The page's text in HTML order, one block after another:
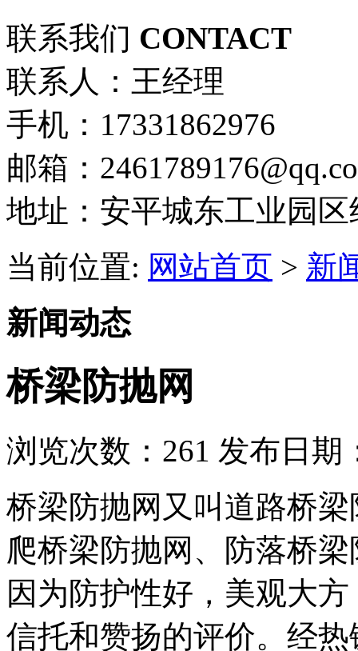
联系我们 CONTACT
联系人：王经理
手机：17331862976
邮箱：
地址：安平城东工业园区
当前位置: 网站首页 > 新
新闻动态
桥梁防抛网
浏览次数： 261 发布日期
桥梁防抛网又叫道路桥
爬桥梁防抛网、防落桥
因为防护性好，美观大
信托和赞扬的评价。经